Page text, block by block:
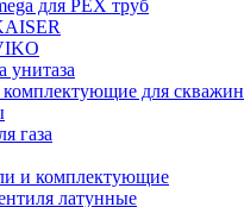
для PEX труб
унитаза
для скважин
газа
и комплектующие
латунные